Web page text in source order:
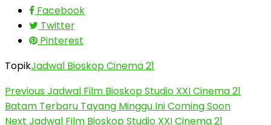
Facebook
Twitter
Pinterest
TopikJadwal Bioskop Cinema 21
PreviousJadwal Film Bioskop Studio XXI Cinema 21
Batam Terbaru Tayang Minggu Ini Coming Soon
Next Jadwal Film Bioskop Studio XXI Cinema 21